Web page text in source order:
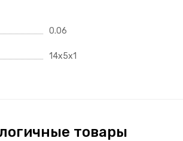
0.06
14x5x1
товары